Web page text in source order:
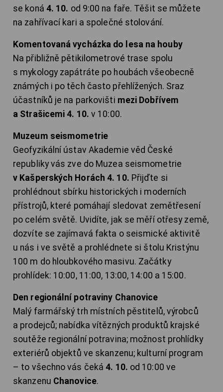
se koná 4. 10. od 9:00 na faře. Těšit se můžete
na zahřívací kari a společné stolování.
Komentovaná vycházka do lesa na houby
Na přibližně pětikilometrové trase spolu
s mykology zapátráte po houbách všeobecně
známých i po těch často přehlížených. Sraz
účastníků je na parkovišti mezi Dobřívem
a Strašicemi 4. 10. v 10:00.
Muzeum seismometrie
Geofyzikální ústav Akademie věd České
republiky vás zve do Muzea seismometrie
v Kašperských Horách 4. 10. Přijďte si
prohlédnout sbírku historických i moderních
přístrojů, které pomáhají sledovat zemětřesení
po celém světě. Uvidíte, jak se měří otřesy země,
dozvíte se zajímavá fakta o seismické aktivitě
u nás i ve světě a prohlédnete si štolu Kristýnu
100 m do hloubkového masivu. Začátky
prohlídek: 10:00, 11:00, 13:00, 14:00 a 15:00.
Den regionální potraviny Chanovice
Malý farmářský trh místních pěstitelů, výrobců
a prodejců; nabídka vítězných produktů krajské
soutěže regionální potravina; možnost prohlídky
exteriérů objektů ve skanzenu; kulturní program
– to všechno vás čeká4. 10. od 10:00 ve
skanzenu Chanovice.